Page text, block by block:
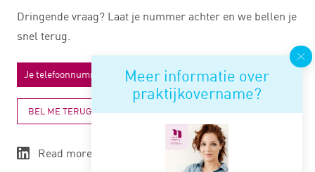
Meer informatie over
praktijkovername?
Dringende vraag? Laat je nummer achter en we bellen je
snel terug.
BEL ME TERUG
Read more